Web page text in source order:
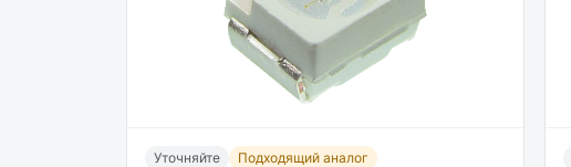
Уточняйте Подходящий аналог